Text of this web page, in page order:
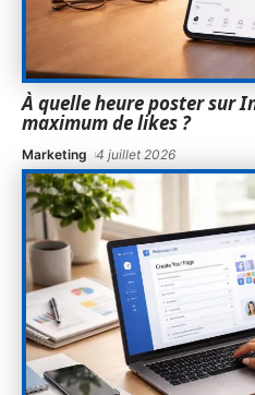
À quelle heure poster sur
maximum de likes ?
Marketing 4 juillet 2026